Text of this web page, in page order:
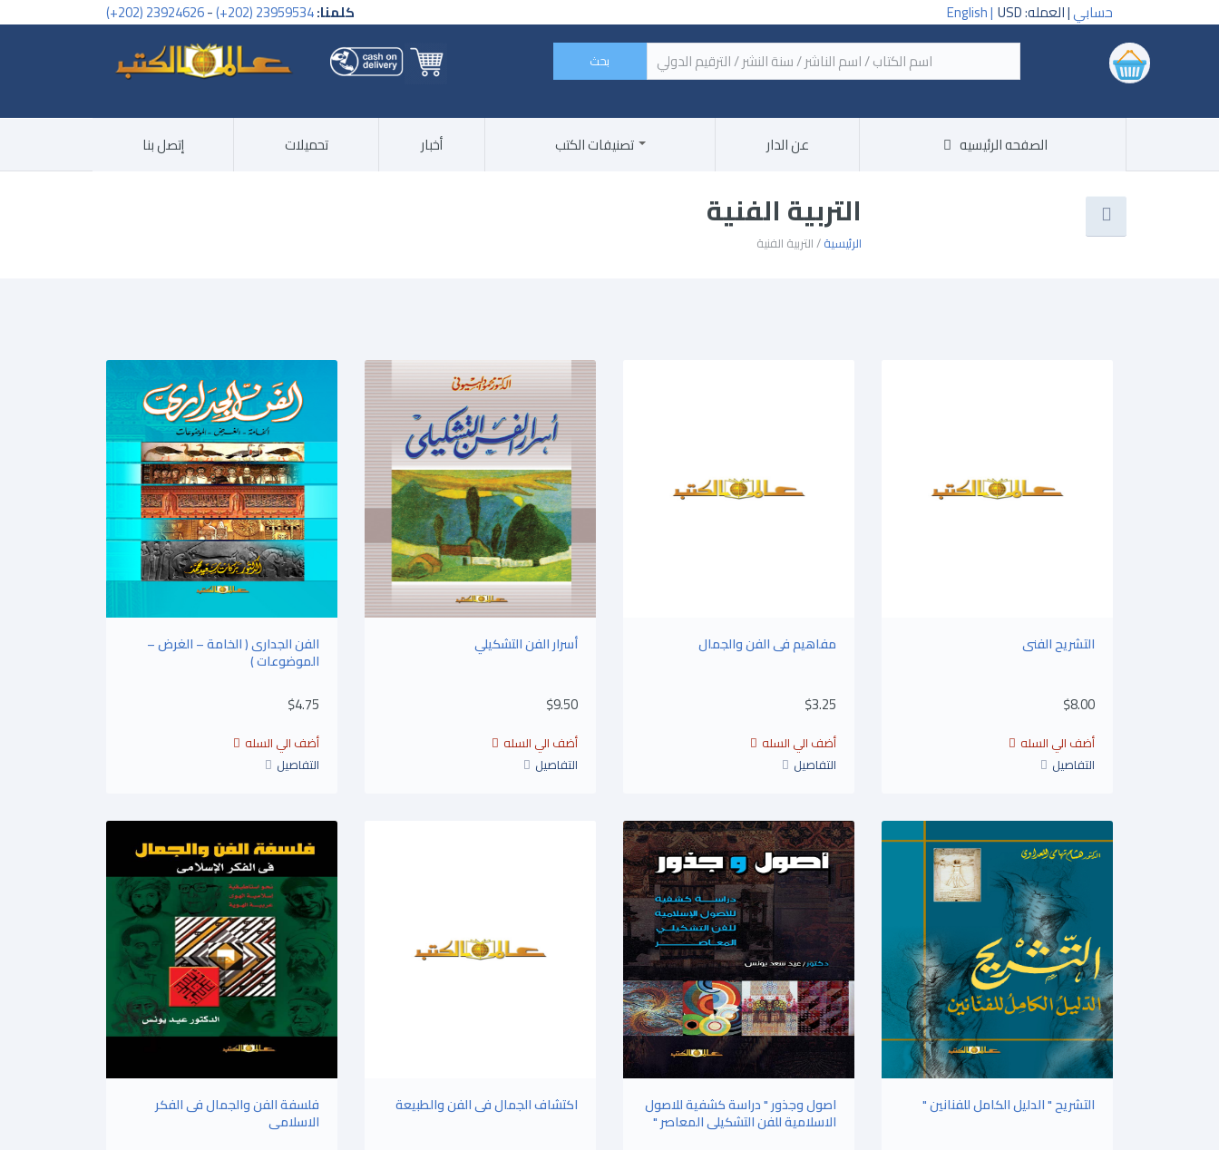
كلمنا:23959534 (202+)
-
23924626 (202+) حسابي| العمله: USD
English |
‏اسم الكتاب / اسم الناشر / سنة النشر / الترقيم الدولي ‏
إتصل بنا تحميلات أخبار تصنيفات الكتب عن الدار الصفحه الرئيسيه
التربية الفنية
الرئيسية/ التربية الفنية
التشريح الفنى
$8.00
التفاصيل
مفاهيم فى الفن والجمال
$3.25
التفاصيل
أسرار الفن التشكيلي
$9.50
التفاصيل
الفن الجدارى ( الخامة – الغرض –
الموضوعات )
$4.75
التفاصيل
التشريح " الدليل الكامل للفنانين " اصول وجذور " دراسة كشفية للاصول
الاسلامية للفن التشكيلى المعاصر "
اكتشاف الجمال فى الفن والطبيعة فلسفة الفن والجمال فى الفكر
الاسلامى
الصفحات